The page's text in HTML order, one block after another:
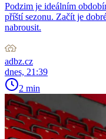
Podzim je ideálním
příští sezonu. Začít je
nabrousit.
adbz.cz
dnes, 21:39
2 min